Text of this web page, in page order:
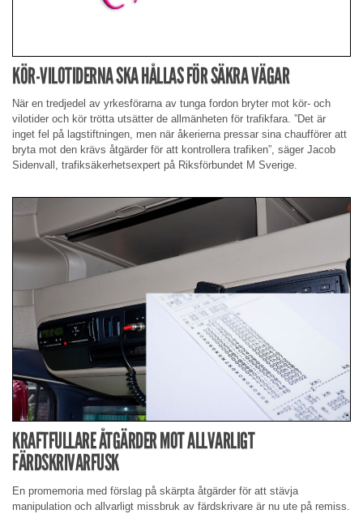
KÖR-VILOTIDERNA SKA HÅLLAS FÖR SÄKRA VÄGAR
När en tredjedel av yrkesförarna av tunga fordon bryter mot kör- och
vilotider och kör trötta utsätter de allmänheten för trafikfara. ”Det är
inget fel på lagstiftningen, men när åkerierna pressar sina chaufförer att
bryta mot den krävs åtgärder för att kontrollera trafiken”, säger Jacob
Sidenvall, trafiksäkerhetsexpert på Riksförbundet M Sverige.
KRAFTFULLARE ÅTGÄRDER MOT ALLVARLIGT
FÄRDSKRIVARFUSK
En promemoria med förslag på skärpta åtgärder för att stävja
manipulation och allvarligt missbruk av färdskrivare är nu ute på remiss.